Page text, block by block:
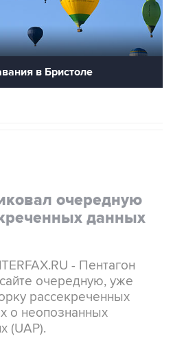
в Бристоле
очередную
данных
- Пентагон
очередную, уже
рассекреченных
о неопознанных
(UAP).